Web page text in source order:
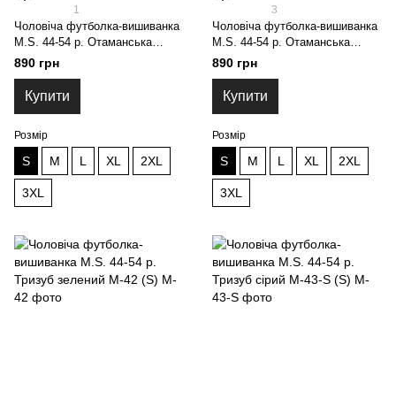
1
Чоловіча футболка-вишиванка
M.S. 44-54 р. Отаманська
чорний з золотим mf077 (S)
890 грн
Купити
Розмір
S M L XL 2XL
3XL
3
Чоловіча футболка-вишиванка
M.S. 44-54 р. Отаманська
чорний з сірим mf177 (S)
890 грн
Купити
Розмір
S M L XL 2XL
3XL